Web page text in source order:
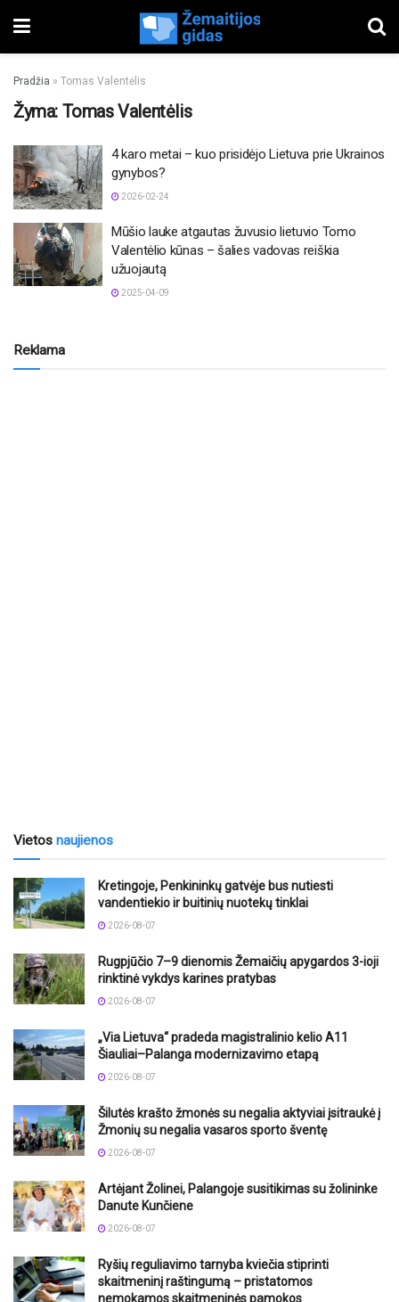
Pradžia » Tomas Valentėlis
Žyma: Tomas Valentėlis
4 karo metai – kuo prisidėjo Lietuva prie Ukrainos
gynybos?
2026-02-24
Mūšio lauke atgautas žuvusio lietuvio Tomo
Valentėlio kūnas – šalies vadovas reiškia
užuojautą
2025-04-09
Reklama
Vietos naujienos
Kretingoje, Penkininkų gatvėje bus nutiesti
vandentiekio ir buitinių nuotekų tinklai
2026-08-07
Rugpjūčio 7–9 dienomis Žemaičių apygardos 3-ioji
rinktinė vykdys karines pratybas
2026-08-07
„Via Lietuva“ pradeda magistralinio kelio A11
Šiauliai–Palanga modernizavimo etapą
2026-08-07
Šilutės krašto žmonės su negalia aktyviai įsitraukė į
Žmonių su negalia vasaros sporto šventę
2026-08-07
Artėjant Žolinei, Palangoje susitikimas su žolininke
Danute Kunčiene
2026-08-07
Ryšių reguliavimo tarnyba kviečia stiprinti
skaitmeninį raštingumą – pristatomos
nemokamos skaitmeninės pamokos